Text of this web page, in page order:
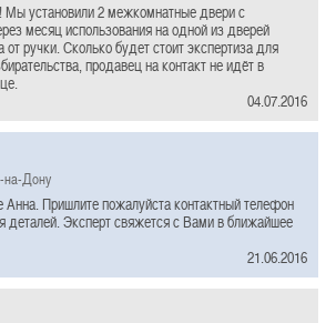
Мы установили 2 межкомнатные двери с
месяц использования на одной из дверей
ручки. Сколько будет стоит экспертиза для
продавец на контакт не идёт в
04.07.2016
на-Дону
Анна. Пришлите пожалуйста контактный телефон
деталей. Эксперт свяжется с Вами в ближайшее
21.06.2016